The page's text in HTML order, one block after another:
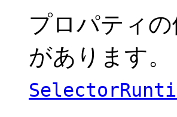
プロパティの
があります